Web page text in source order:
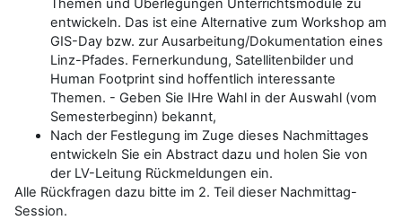
Themen und Überlegungen Unterrichtsmodule zu
entwickeln. Das ist eine Alternative zum Workshop am
GIS-Day bzw. zur Ausarbeitung/Dokumentation eines
Linz-Pfades. Fernerkundung, Satellitenbilder und
Human Footprint sind hoffentlich interessante
Themen. - Geben Sie IHre Wahl in der Auswahl (vom
Semesterbeginn) bekannt,
Nach der Festlegung im Zuge dieses Nachmittages
entwickeln Sie ein Abstract dazu und holen Sie von
der LV-Leitung Rückmeldungen ein.
Alle Rückfragen dazu bitte im 2. Teil dieser Nachmittag-
Session.